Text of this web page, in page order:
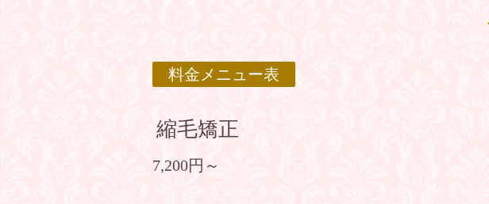
料金メニュー表
縮毛矯正
7,200円～